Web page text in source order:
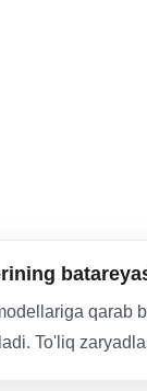
qarab
To'liq